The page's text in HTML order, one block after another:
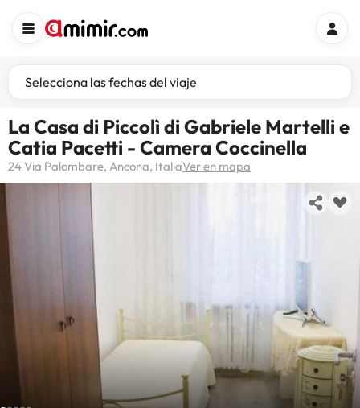
Selecciona las fechas del viaje
La Casa di Piccolì di Gabriele Martelli e
Catia Pacetti - Camera Coccinella
24 Via Palombare, Ancona, ItaliaVer en mapa